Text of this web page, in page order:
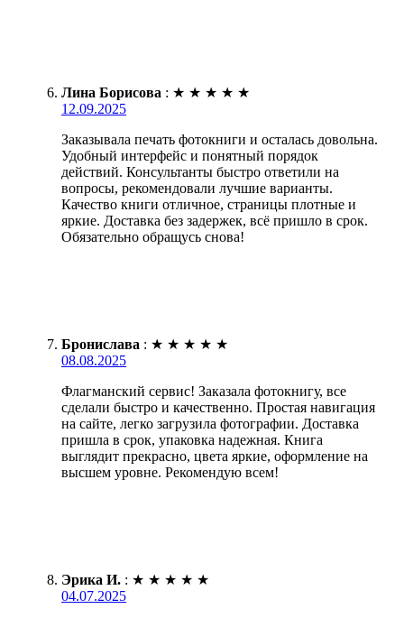
Лина Борисова : ★ ★ ★ ★ ★
12.09.2025
Заказывала печать фотокниги и осталась довольна.
Удобный интерфейс и понятный порядок
действий. Консультанты быстро ответили на
вопросы, рекомендовали лучшие варианты.
Качество книги отличное, страницы плотные и
яркие. Доставка без задержек, всё пришло в срок.
Обязательно обращусь снова!
Бронислава : ★ ★ ★ ★ ★
08.08.2025
Флагманский сервис! Заказала фотокнигу, все
сделали быстро и качественно. Простая навигация
на сайте, легко загрузила фотографии. Доставка
пришла в срок, упаковка надежная. Книга
выглядит прекрасно, цвета яркие, оформление на
высшем уровне. Рекомендую всем!
Эрика И. : ★ ★ ★ ★ ★
04.07.2025